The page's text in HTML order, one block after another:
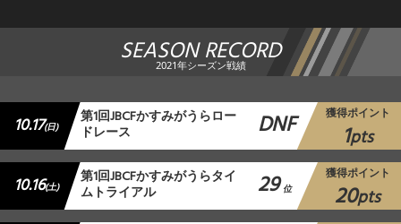
SEASON RECORD
2021年シーズン戦績
10.17(日) 第1回JBCFかすみがうらロー
ドレース DNF 獲得ポイント
1pts
10.16(土) 第1回JBCFかすみがうらタイ
ムトライアル 29 位
獲得ポイント
20pts